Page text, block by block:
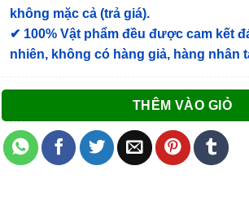
không mặc cả (trả giá).
✔ 100% Vật phẩm đều được cam kết
nhiên, không có hàng giả, hàng nhân
THÊM VÀO GIỎ